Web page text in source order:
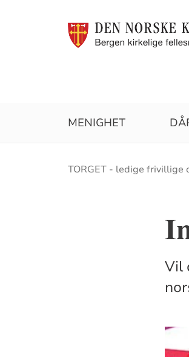
MENIGHET
TORGET - ledige frivillige
Vil